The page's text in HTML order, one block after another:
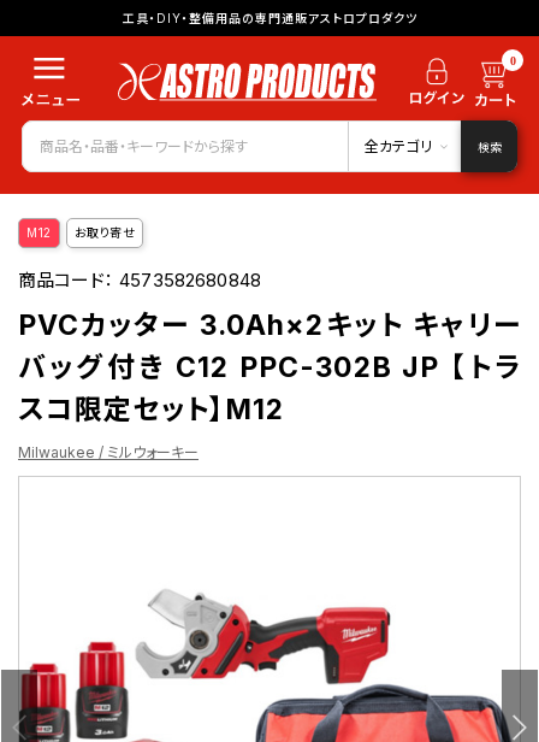
工具・DIY・整備用品の専門通販アストロプロダクツ
0
全カテゴリ 検索
M12 お取り寄せ
商品コード：4573582680848
PVCカッター 3.0Ah×2キット キャリー
バッグ付き C12 PPC-302B JP 【トラ
スコ限定セット】M12
Milwaukee / ミルウォーキー